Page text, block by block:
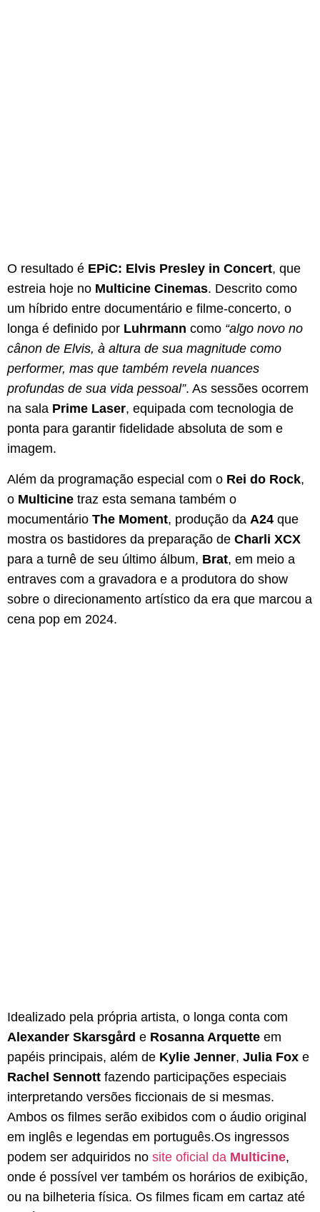
O resultado é EPiC: Elvis Presley in Concert, que
estreia hoje no Multicine Cinemas. Descrito como
um híbrido entre documentário e filme-concerto, o
longa é definido por Luhrmann como “algo novo no
cânon de Elvis, à altura de sua magnitude como
performer, mas que também revela nuances
profundas de sua vida pessoal”. As sessões ocorrem
na sala Prime Laser, equipada com tecnologia de
ponta para garantir fidelidade absoluta de som e
imagem.
Além da programação especial com o Rei do Rock,
o Multicine traz esta semana também o
mocumentário The Moment, produção da A24 que
mostra os bastidores da preparação de Charli XCX
para a turnê de seu último álbum, Brat, em meio a
entraves com a gravadora e a produtora do show
sobre o direcionamento artístico da era que marcou a
cena pop em 2024.
Idealizado pela própria artista, o longa conta com
Alexander Skarsgård e Rosanna Arquette em
papéis principais, além de Kylie Jenner, Julia Fox e
Rachel Sennott fazendo participações especiais
interpretando versões ficcionais de si mesmas.
Ambos os filmes serão exibidos com o áudio original
em inglês e legendas em português.Os ingressos
podem ser adquiridos no site oficial da Multicine,
onde é possível ver também os horários de exibição,
ou na bilheteria física. Os filmes ficam em cartaz até